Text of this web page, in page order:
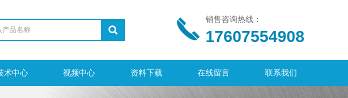
销售咨询热线：
17607554908
术中心 视频中心 资料下载 在线留言 联系我们